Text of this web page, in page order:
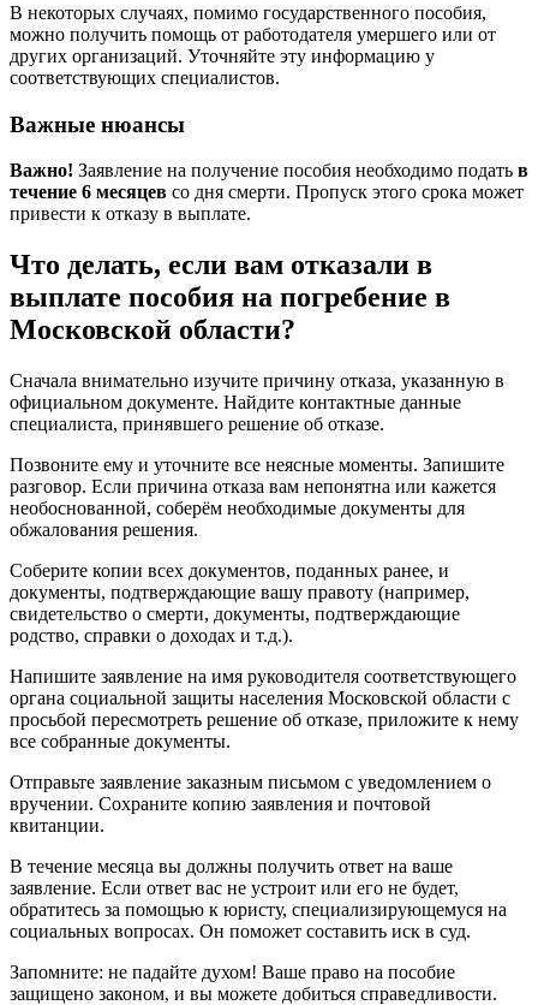
В некоторых случаях, помимо государственного пособия,
можно получить помощь от работодателя умершего или от
других организаций. Уточняйте эту информацию у
соответствующих специалистов.
Важные нюансы
Важно! Заявление на получение пособия необходимо подать в
течение 6 месяцев со дня смерти. Пропуск этого срока может
привести к отказу в выплате.
Что делать, если вам отказали в
выплате пособия на погребение в
Московской области?
Сначала внимательно изучите причину отказа, указанную в
официальном документе. Найдите контактные данные
специалиста, принявшего решение об отказе.
Позвоните ему и уточните все неясные моменты. Запишите
разговор. Если причина отказа вам непонятна или кажется
необоснованной, соберём необходимые документы для
обжалования решения.
Соберите копии всех документов, поданных ранее, и
документы, подтверждающие вашу правоту (например,
свидетельство о смерти, документы, подтверждающие
родство, справки о доходах и т.д.).
Напишите заявление на имя руководителя соответствующего
органа социальной защиты населения Московской области с
просьбой пересмотреть решение об отказе, приложите к нему
все собранные документы.
Отправьте заявление заказным письмом с уведомлением о
вручении. Сохраните копию заявления и почтовой
квитанции.
В течение месяца вы должны получить ответ на ваше
заявление. Если ответ вас не устроит или его не будет,
обратитесь за помощью к юристу, специализирующемуся на
социальных вопросах. Он поможет составить иск в суд.
Запомните: не падайте духом! Ваше право на пособие
защищено законом, и вы можете добиться справедливости.